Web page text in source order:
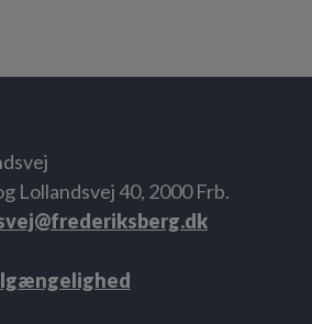
Lollandsvej 40, 2000 Frb.